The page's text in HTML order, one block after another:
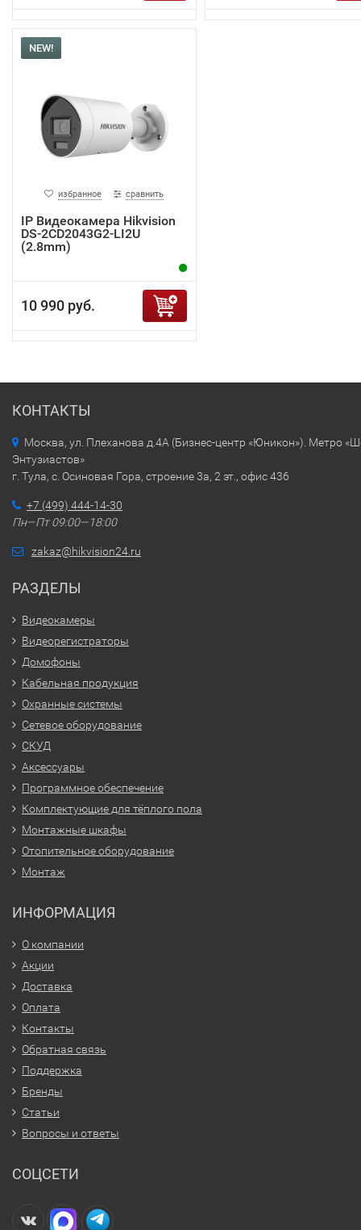
NEW!
избранное сравнить
IP Видеокамера Hikvision
DS-2CD2043G2-LI2U
(2.8mm)
10 990 руб.
КОНТАКТЫ
Москва, ул. Плеханова д.4А (Бизнес-центр «Юникон»). Метро
Энтузиастов»
г. Тула, с. Осиновая Гора, строение 3а, 2 эт., офис 436
+7 (499) 444-14-30
Пн—Пт 09:00—18:00
zakaz@hikvision24.ru
РАЗДЕЛЫ
Видеокамеры
Видеорегистраторы
Домофоны
Кабельная продукция
Охранные системы
Сетевое оборудование
СКУД
Аксессуары
Программное обеспечение
Комплектующие для тёплого пола
Монтажные шкафы
Отопительное оборудование
Монтаж
ИНФОРМАЦИЯ
О компании
Акции
Доставка
Оплата
Контакты
Обратная связь
Поддержка
Бренды
Статьи
Вопросы и ответы
СОЦСЕТИ